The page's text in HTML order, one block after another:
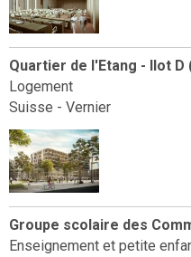
Quartier de l'Etang - Ilot
Logement
Suisse - Vernier
Groupe scolaire des
Enseignement et petite